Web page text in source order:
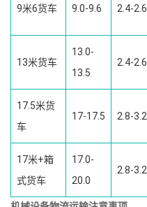
9米6货车 9.0-9.6 2.4-2.6
13米货车
13.0-
13.5
2.4-2.6
17.5米货
车
17-17.5 2.8-3.2
17米+箱
式货车
17.0-
20.0
2.8-3.2